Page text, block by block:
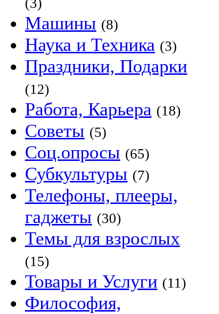
Машины (8)
Наука и Техника (3)
Праздники, Подарки
(12)
Работа, Карьера (18)
Советы (5)
Соц.опросы (65)
Субкультуры (7)
Телефоны, плееры,
гаджеты (30)
Темы для взрослых
(15)
Товары и Услуги (11)
Философия,